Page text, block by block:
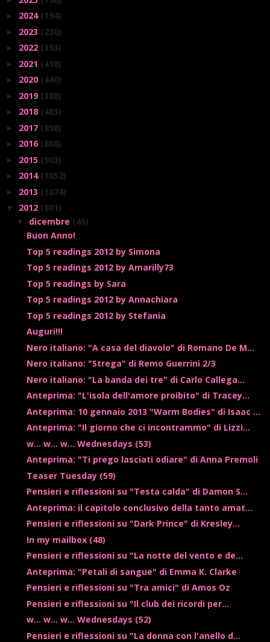
► 2024 (194)
► 2023 (230)
► 2022 (393)
► 2021 (498)
► 2020 (440)
► 2019 (388)
► 2018 (483)
► 2017 (898)
► 2016 (868)
► 2015 (903)
► 2014 (1052)
► 2013 (1074)
▼ 2012 (801)
▼ dicembre (45)
Buon Anno!
Top 5 readings 2012 by Simona
Top 5 readings 2012 by Amarilly73
Top 5 readings by Sara
Top 5 readings 2012 by Annachiara
Top 5 readings 2012 by Stefania
Auguri!!!
Nero italiano: "A casa del diavolo" di Romano De M...
Nero italiano: "Strega" di Remo Guerrini 2/3
Nero italiano: "La banda dei tre" di Carlo Callega...
Anteprima: "L'isola dell'amore proibito" di Tracey...
Anteprima: 10 gennaio 2013 "Warm Bodies" di Isaac ...
Anteprima: "Il giorno che ci incontrammo" di Lizzi...
w... w... w... Wednesdays (53)
Anteprima: "Ti prego lasciati odiare" di Anna Premoli
Teaser Tuesday (59)
Pensieri e riflessioni su "Testa calda" di Damon S...
Anteprima: il capitolo conclusivo della tanto amat...
Pensieri e riflessioni su "Dark Prince" di Kresley...
In my mailbox (48)
Pensieri e riflessioni su "La notte del vento e de...
Anteprima: "Petali di sangue" di Emma K. Clarke
Pensieri e riflessioni su "Tra amici" di Amos Oz
Pensieri e riflessioni su "Il club dei ricordi per...
w... w... w... Wednesdays (52)
Pensieri e riflessioni su "La donna con l'anello d...